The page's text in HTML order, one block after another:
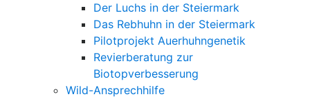
Der Luchs in der Steiermark
Das Rebhuhn in der Steiermark
Pilotprojekt Auerhuhngenetik
Revierberatung zur
Biotopverbesserung
Wild-Ansprechhilfe